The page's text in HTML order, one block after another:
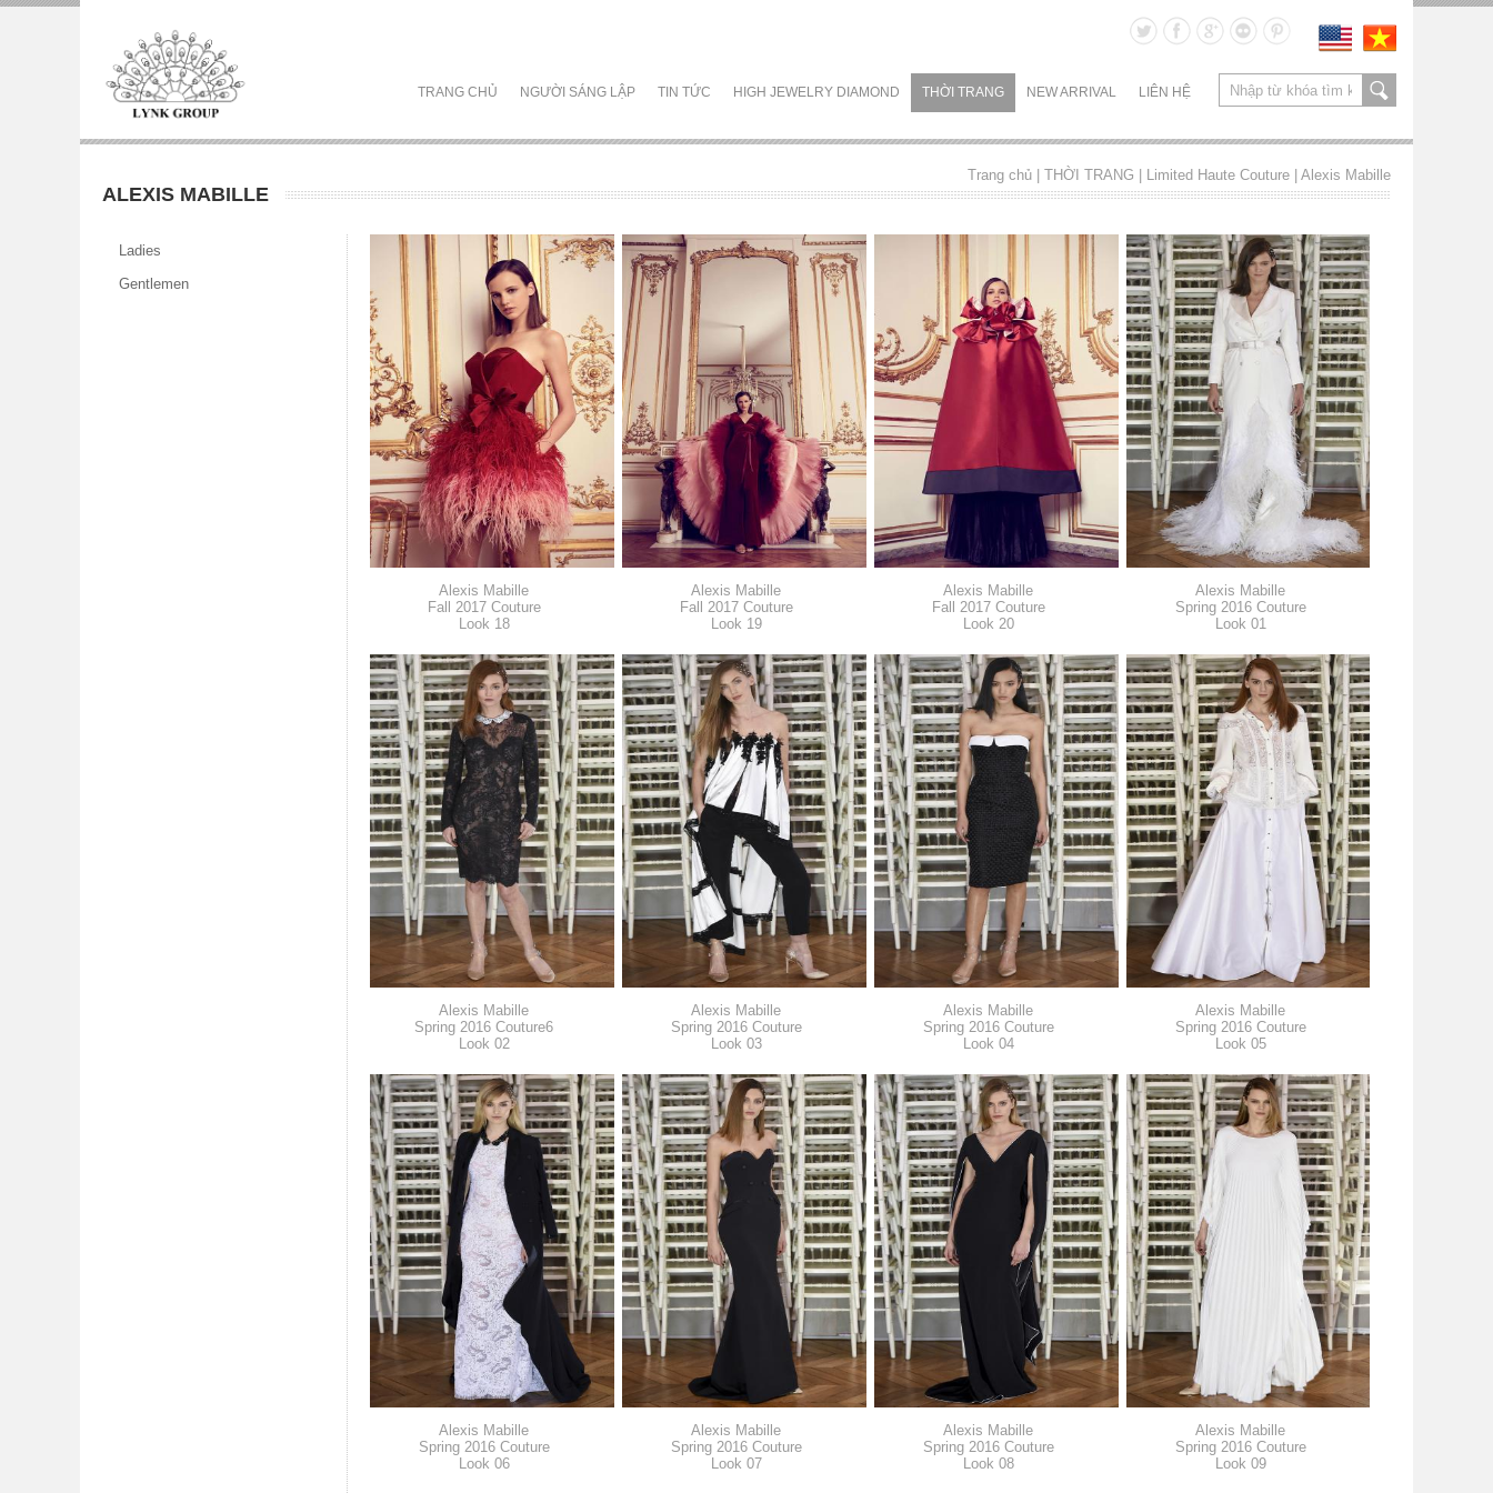
TRANG CHỦ NGƯỜI SÁNG LẬP TIN TỨC HIGH JEWELRY DIAMOND THỜI TRANG NEW ARRIVAL LIÊN HỆ
ALEXIS MABILLE
Trang chủ | THỜI TRANG | Limited Haute Couture Alexis Mabille
Ladies
Gentlemen
Alexis Mabille
Fall 2017 Couture
Look 18
Alexis Mabille
Fall 2017 Couture
Look 19
Alexis Mabille
Fall 2017 Couture
Look 20
Alexis Mabille
Spring 2016 Couture
Look 01
Alexis Mabille
Spring 2016 Couture6
Look 02
Alexis Mabille
Spring 2016 Couture
Look 03
Alexis Mabille
Spring 2016 Couture
Look 04
Alexis Mabille
Spring 2016 Couture
Look 05
Alexis Mabille
Spring 2016 Couture
Look 06
Alexis Mabille
Spring 2016 Couture
Look 07
Alexis Mabille
Spring 2016 Couture
Look 08
Alexis Mabille
Spring 2016 Couture
Look 09